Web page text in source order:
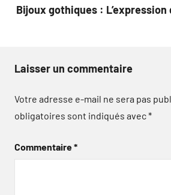
Bijoux gothiques : L’expression
Laisser un commentaire
Votre adresse e-mail ne sera pas
obligatoires sont indiqués avec*
Commentaire*